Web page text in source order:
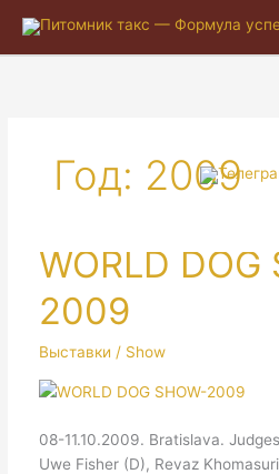
Год: 2009
WORLD DOG
2009
Выставки / Show
08-11.10.2009. Bratislava.
Uwe Fisher (D), Revaz